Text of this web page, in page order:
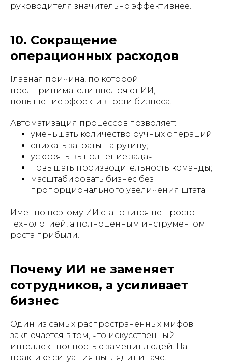
руководителя значительно эффективнее.
10. Сокращение
операционных расходов
Главная причина, по которой
предприниматели внедряют ИИ, —
повышение эффективности бизнеса.
Автоматизация процессов позволяет:
уменьшать количество ручных операций;
снижать затраты на рутину;
ускорять выполнение задач;
повышать производительность команды;
масштабировать бизнес без
пропорционального увеличения штата.
Именно поэтому ИИ становится не просто
технологией, а полноценным инструментом
роста прибыли.
Почему ИИ не заменяет
сотрудников, а усиливает
бизнес
Один из самых распространенных мифов
заключается в том, что искусственный
интеллект полностью заменит людей. На
практике ситуация выглядит иначе.